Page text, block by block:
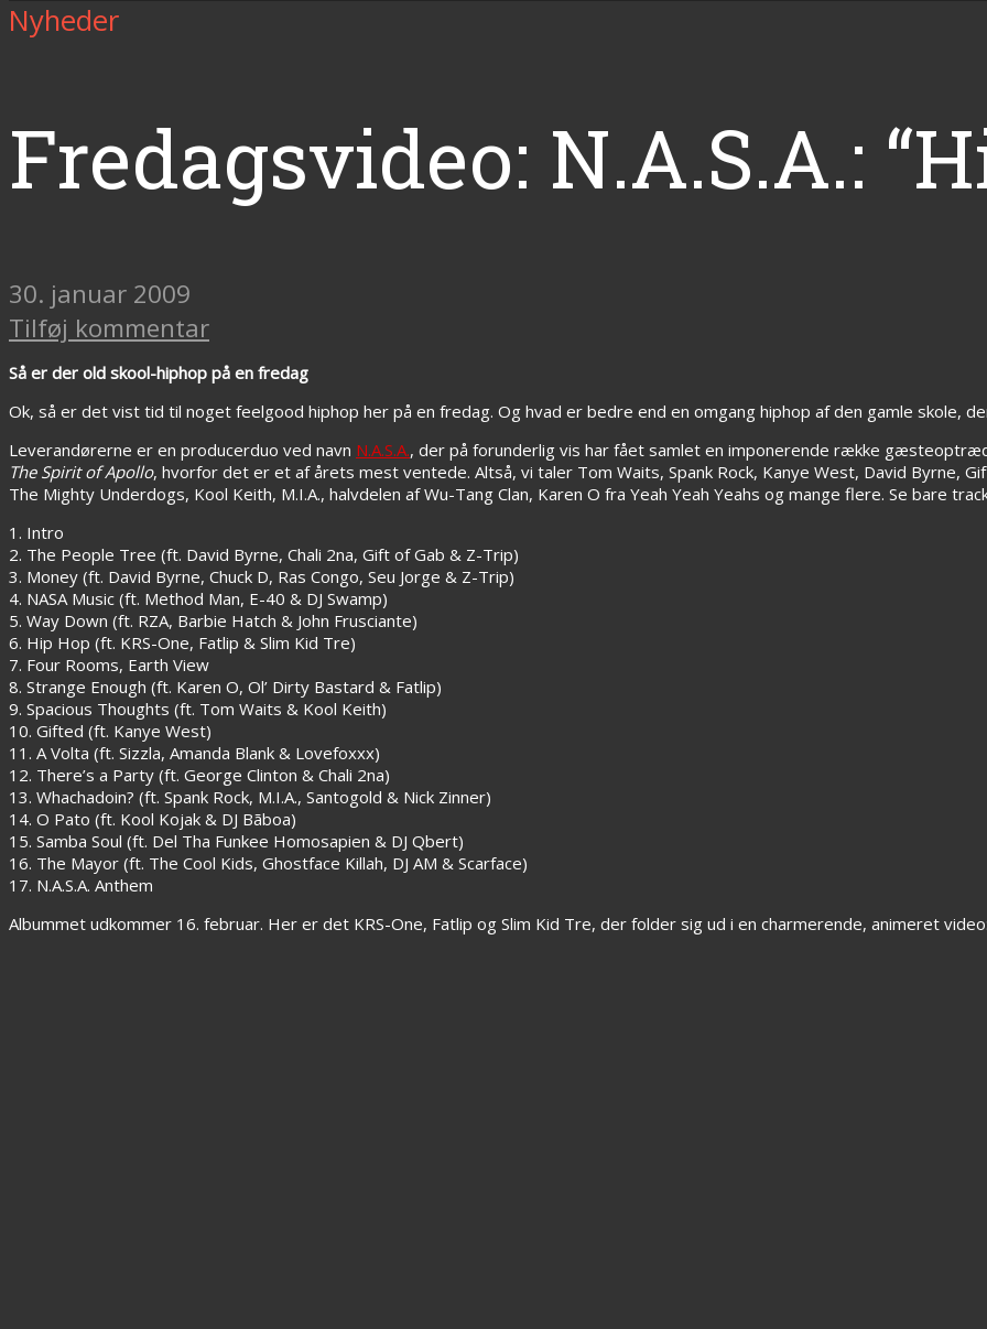
Nyheder
Fredagsvideo: N.A.S.A.:
30. januar 2009
Tilføj kommentar
Så er der old skool-hiphop på en fredag
Ok, så er det vist tid til noget feelgood hiphop her på en fredag. Og hvad er bedre end en omgang hiphop af den gamle skole,
Leverandørerne er en producerduo ved navn N.A.S.A., der på forunderlig vis har fået samlet en imponerende række
The Spirit of Apollo, hvorfor det er et af årets mest ventede. Altså, vi taler Tom Waits, Spank Rock, Kanye West, David Byrne,
The Mighty Underdogs, Kool Keith, M.I.A., halvdelen af Wu-Tang Clan, Karen O fra Yeah Yeah Yeahs og mange flere. Se bare
1. Intro
2. The People Tree (ft. David Byrne, Chali 2na, Gift of Gab & Z-Trip)
3. Money (ft. David Byrne, Chuck D, Ras Congo, Seu Jorge & Z-Trip)
4. NASA Music (ft. Method Man, E-40 & DJ Swamp)
5. Way Down (ft. RZA, Barbie Hatch & John Frusciante)
6. Hip Hop (ft. KRS-One, Fatlip & Slim Kid Tre)
7. Four Rooms, Earth View
8. Strange Enough (ft. Karen O, Ol’ Dirty Bastard & Fatlip)
9. Spacious Thoughts (ft. Tom Waits & Kool Keith)
10. Gifted (ft. Kanye West)
11. A Volta (ft. Sizzla, Amanda Blank & Lovefoxxx)
12. There’s a Party (ft. George Clinton & Chali 2na)
13. Whachadoin? (ft. Spank Rock, M.I.A., Santogold & Nick Zinner)
14. O Pato (ft. Kool Kojak & DJ Bãboa)
15. Samba Soul (ft. Del Tha Funkee Homosapien & DJ Qbert)
16. The Mayor (ft. The Cool Kids, Ghostface Killah, DJ AM & Scarface)
17. N.A.S.A. Anthem
Albummet udkommer 16. februar. Her er det KRS-One, Fatlip og Slim Kid Tre, der folder sig ud i en charmerende, animeret